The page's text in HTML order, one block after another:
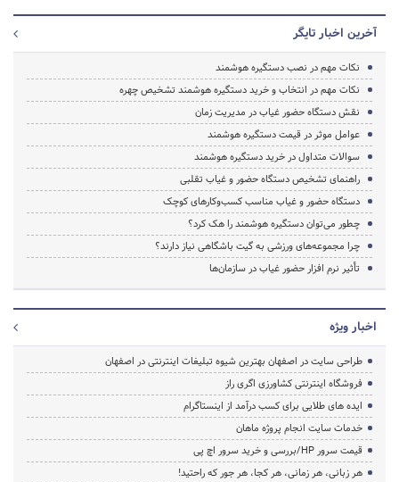
آخرین اخبار تایگر
نکات مهم در نصب دستگیره هوشمند
نکات مهم در انتخاب و خرید دستگیره هوشمند تشخیص چهره
نقش دستگاه حضور غیاب در مدیریت زمان
عوامل موثر در قیمت دستگیره هوشمند
سوالات متداول در خرید دستگیره هوشمند
راهنمای تشخیص دستگاه حضور و غیاب تقلبی
دستگاه حضور و غیاب مناسب کسب‌وکارهای کوچک
چطور می‌توان دستگیره هوشمند را هک کرد؟
چرا مجموعه‌های ورزشی به گیت باشگاهی نیاز دارند؟
تأثیر نرم افزار حضور غیاب در سازمان‌ها
اخبار ویژه
طراحی سایت در اصفهان بهترین شیوه تبلیغات اینترنتی در اصفهان
فروشگاه اینترنتی کشاورزی اگری راز
ایده های طلایی برای کسب درآمد از اینستاگرام
خدمات سایت انجام پروژه ماهان
قیمت سرور HP/بررسی و خرید سرور اچ پی
هر زبانی، هر زمانی، هر کجا، هر جور که راحتید!